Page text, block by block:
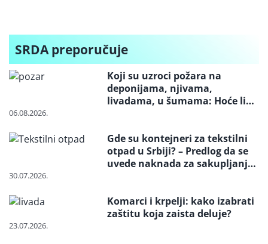
SRDA preporučuje
Koji su uzroci požara na
deponijama, njivama,
livadama, u šumama: Hoće li
06.08.2026.
Gde su kontejneri za tekstilni
otpad u Srbiji? – Predlog da se
uvede naknada za sakupljanje i
30.07.2026.
Komarci i krpelji: kako izabrati
zaštitu koja zaista deluje?
23.07.2026.